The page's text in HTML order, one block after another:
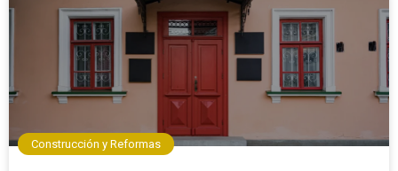
Construcción y Reformas